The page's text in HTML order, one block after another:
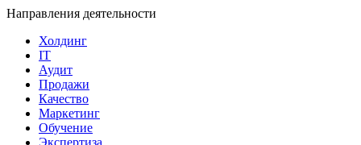
Направления деятельности
Холдинг
IT
Аудит
Продажи
Качество
Маркетинг
Обучение
Экспертиза